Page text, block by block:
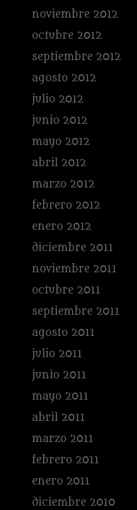
noviembre 2012
octubre 2012
septiembre 2012
agosto 2012
julio 2012
junio 2012
mayo 2012
abril 2012
marzo 2012
febrero 2012
enero 2012
diciembre 2011
noviembre 2011
octubre 2011
septiembre 2011
agosto 2011
julio 2011
junio 2011
mayo 2011
abril 2011
marzo 2011
febrero 2011
enero 2011
diciembre 2010